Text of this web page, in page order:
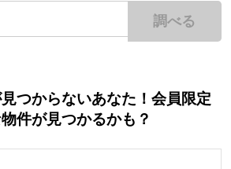
調べる
つからないあなた！会員限定
件が見つかるかも？